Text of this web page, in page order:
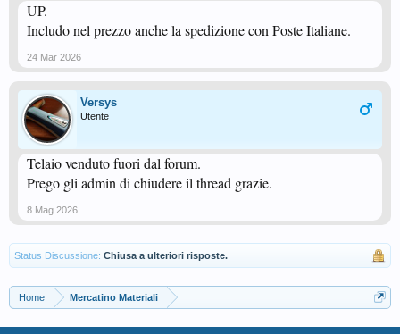
UP.
Includo nel prezzo anche la spedizione con Poste Italiane.
24 Mar 2026
Versys
Utente
Telaio venduto fuori dal forum.
Prego gli admin di chiudere il thread grazie.
8 Mag 2026
Status Discussione: Chiusa a ulteriori risposte.
Home Mercatino Materiali